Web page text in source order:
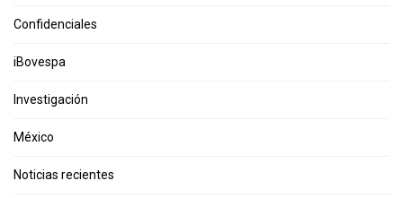
Confidenciales
iBovespa
Investigación
México
Noticias recientes